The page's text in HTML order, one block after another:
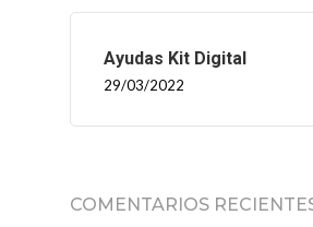
Ayudas Kit Digital
29/03/2022
COMENTARIOS